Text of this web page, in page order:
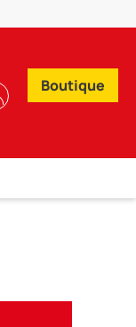
Boutique